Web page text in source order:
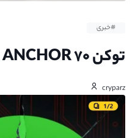
#خبری
توکن ANCHOR ۷۰ درصد سقوط می‌کند.
cryparz